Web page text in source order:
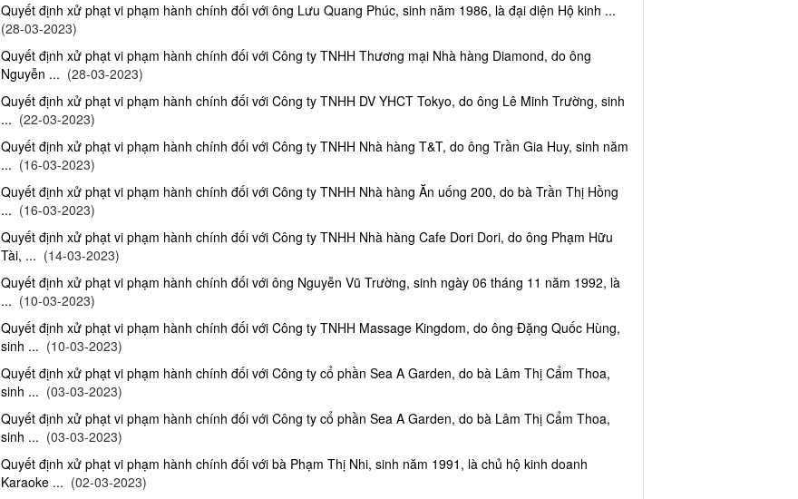
Quyết định xử phạt vi phạm hành chính đối với ông Lưu Quang Phúc, sinh năm 1986, là đại diện Hộ kinh ...
(28-03-2023)
Quyết định xử phạt vi phạm hành chính đối với Công ty TNHH Thương mại Nhà hàng Diamond, do ông
Nguyễn ... (28-03-2023)
Quyết định xử phạt vi phạm hành chính đối với Công ty TNHH DV YHCT Tokyo, do ông Lê Minh Trường, sinh
... (22-03-2023)
Quyết định xử phạt vi phạm hành chính đối với Công ty TNHH Nhà hàng T&T, do ông Trần Gia Huy, sinh năm
... (16-03-2023)
Quyết định xử phạt vi phạm hành chính đối với Công ty TNHH Nhà hàng Ăn uống 200, do bà Trần Thị Hồng
... (16-03-2023)
Quyết định xử phạt vi phạm hành chính đối với Công ty TNHH Nhà hàng Cafe Dori Dori, do ông Phạm Hữu
Tài, ... (14-03-2023)
Quyết định xử phạt vi phạm hành chính đối với ông Nguyễn Vũ Trường, sinh ngày 06 tháng 11 năm 1992, là
... (10-03-2023)
Quyết định xử phạt vi phạm hành chính đối với Công ty TNHH Massage Kingdom, do ông Đặng Quốc Hùng,
sinh ... (10-03-2023)
Quyết định xử phạt vi phạm hành chính đối với Công ty cổ phần Sea A Garden, do bà Lâm Thị Cẩm Thoa,
sinh ... (03-03-2023)
Quyết định xử phạt vi phạm hành chính đối với Công ty cổ phần Sea A Garden, do bà Lâm Thị Cẩm Thoa,
sinh ... (03-03-2023)
Quyết định xử phạt vi phạm hành chính đối với bà Phạm Thị Nhi, sinh năm 1991, là chủ hộ kinh doanh
Karaoke ... (02-03-2023)